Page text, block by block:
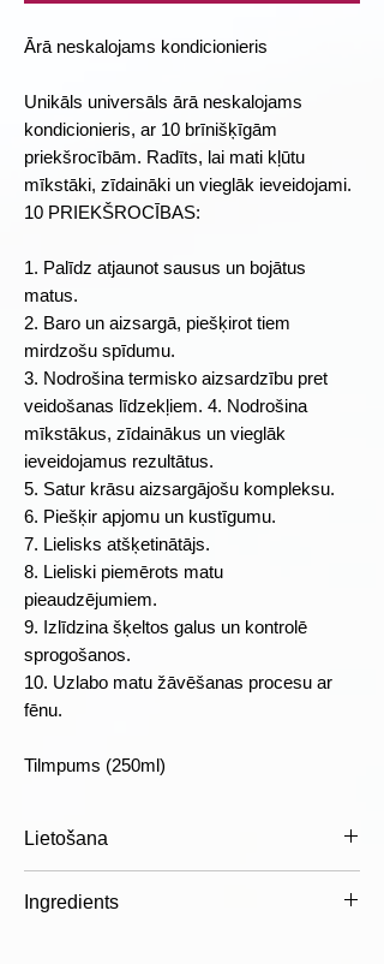
Ārā neskalojams kondicionieris
Unikāls universāls ārā neskalojams
kondicionieris, ar 10 brīnišķīgām
priekšrocībām. Radīts, lai mati kļūtu
mīkstāki, zīdaināki un vieglāk ieveidojami.
10 PRIEKŠROCĪBAS:
1. Palīdz atjaunot sausus un bojātus
matus.
2. Baro un aizsargā, piešķirot tiem
mirdzošu spīdumu.
3. Nodrošina termisko aizsardzību pret
veidošanas līdzekļiem. 4. Nodrošina
mīkstākus, zīdainākus un vieglāk
ieveidojamus rezultātus.
5. Satur krāsu aizsargājošu kompleksu.
6. Piešķir apjomu un kustīgumu.
7. Lielisks atšķetinātājs.
8. Lieliski piemērots matu
pieaudzējumiem.
9. Izlīdzina šķeltos galus un kontrolē
sprogošanos.
10. Uzlabo matu žāvēšanas procesu ar
fēnu.
Tilmpums (250ml)
Lietošana
uz nosusinātiem matiem. Neizskalojiet.
Ingredients